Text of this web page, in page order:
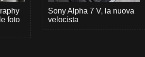
foto
Sony Alpha 7 V, la nuova
velocista